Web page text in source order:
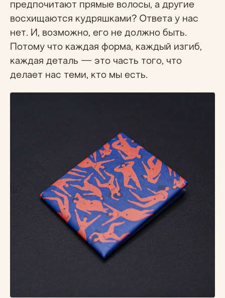
предпочитают прямые волосы, а другие
восхищаются кудряшками? Ответа у нас
нет. И, возможно, его не должно быть.
Потому что каждая форма, каждый изгиб,
каждая деталь — это часть того, что
делает нас теми, кто мы есть.